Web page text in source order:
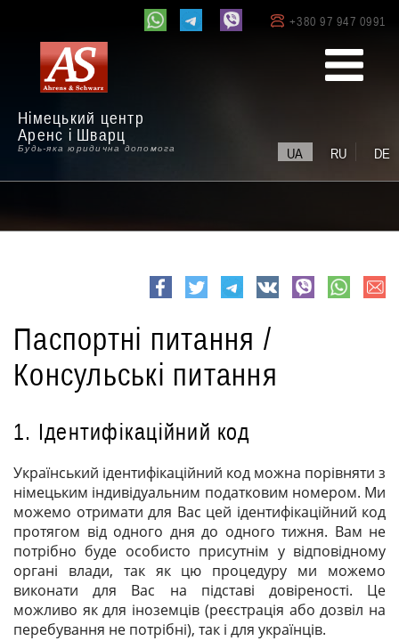
Німецький центр
Аренс і Шварц
Будь-яка юридична допомога
+380 97 947 0991
UA RU DE
Паспортні питання /
Консульські питання
1. Ідентифікаційний код
Український ідентифікаційний код можна порівняти з
німецьким індивідуальним податковим номером. Ми
можемо отримати для Вас цей ідентифікаційний код
протягом від одного дня до одного тижня. Вам не
потрібно буде особисто присутнім у відповідному
органі влади, так як цю процедуру ми можемо
виконати для Вас на підставі довіреності. Це
можливо як для іноземців (реєстрація або дозвіл на
перебування не потрібні), так і для українців.